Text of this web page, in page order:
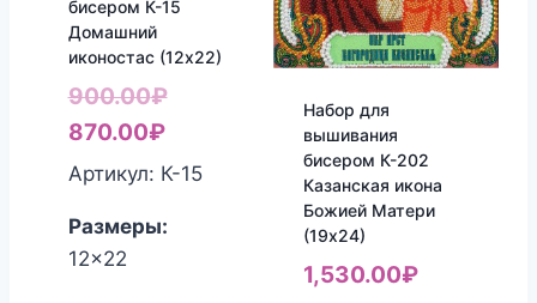
бисером К-15
Домашний
иконостас (12х22)
900.00₽Первоначальная
составляла
870.00₽Текущая
цена:
Артикул: К-15
Размеры:
12x22
Набор для
вышивания
бисером К-202
Казанская икона
Божией Матери
(19х24)
1,530.00₽